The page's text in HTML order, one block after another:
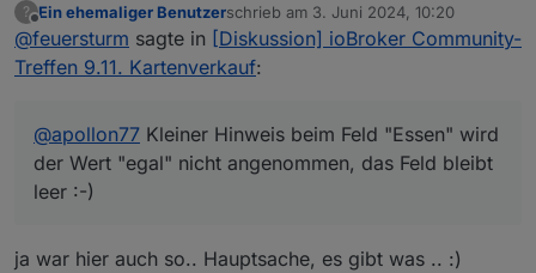
bleibt leer :-)
?
Offline
Ein ehemaliger Benutzerschrieb am 3. Juni 2024, 10:20
zuletzt editiert von
@feuersturm sagte in [Diskussion] ioBroker Community-
Treffen 9.11. Kartenverkauf:
@apollon77 Kleiner Hinweis beim Feld "Essen" wird
der Wert "egal" nicht angenommen, das Feld bleibt
leer :-)
ja war hier auch so.. Hauptsache, es gibt was .. :)